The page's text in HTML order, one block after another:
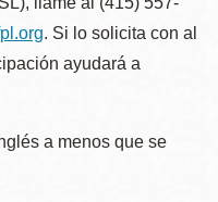
. Si lo solicita con al
ayudará a
a menos que se